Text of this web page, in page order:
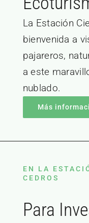
La Estación
bienvenida a
pajareros,
a este
nublado.
Más
EN LA
CEDROS
Para